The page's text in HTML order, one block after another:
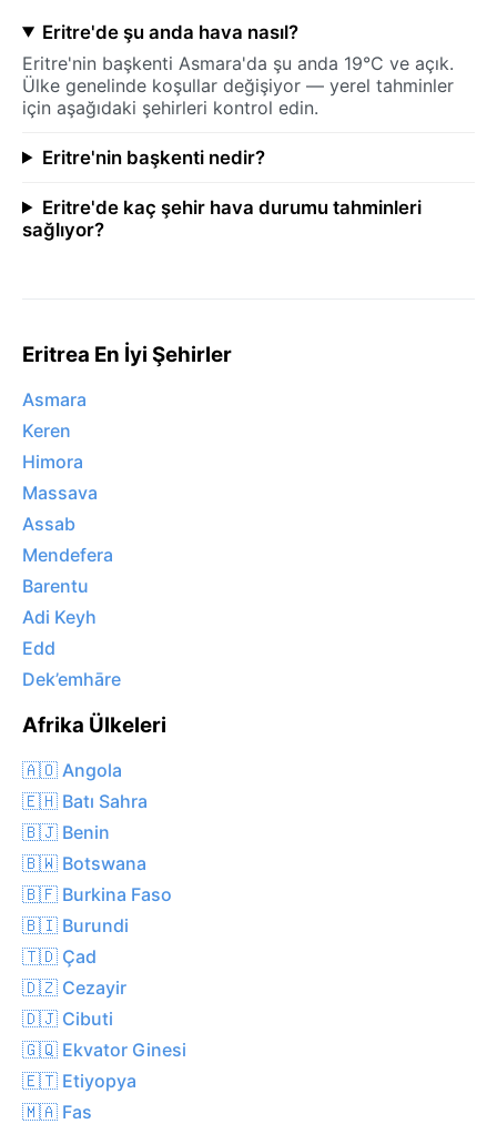
Eritre'de şu anda hava nasıl?
Eritre'nin başkenti Asmara'da şu anda 19°C ve açık.
Ülke genelinde koşullar değişiyor — yerel tahminler
için aşağıdaki şehirleri kontrol edin.
Eritre'nin başkenti nedir?
Eritre'de kaç şehir hava durumu tahminleri
sağlıyor?
Eritrea En İyi Şehirler
Asmara
Keren
Himora
Massava
Assab
Mendefera
Barentu
Adi Keyh
Edd
Dek’emhāre
Afrika Ülkeleri
🇦🇴 Angola
🇪🇭 Batı Sahra
🇧🇯 Benin
🇧🇼 Botswana
🇧🇫 Burkina Faso
🇧🇮 Burundi
🇹🇩 Çad
🇩🇿 Cezayir
🇩🇯 Cibuti
🇬🇶 Ekvator Ginesi
🇪🇹 Etiyopya
🇲🇦 Fas